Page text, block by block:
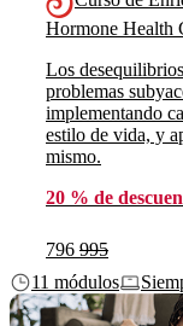
Hormone Health
Los
problemas
implementando
estilo de vida, y
mismo.
20 % de
796 995
11 módulos